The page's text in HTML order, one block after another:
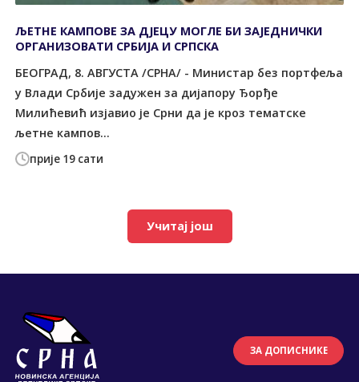
прије 19 сати
ЉЕТНЕ КАМПОВЕ ЗА ДЈЕЦУ МОГЛЕ БИ ЗАЈЕДНИЧКИ
ОРГАНИЗОВАТИ СРБИЈА И СРПСКА
БЕОГРАД, 8. АВГУСТА /СРНА/ - Министар без портфеља
у Влади Србије задужен за дијапору Ђорђе
Милићевић изјавио је Срни да је кроз тематске
љетне кампов...
Учитај још
ЗА ДОПИСНИКЕ